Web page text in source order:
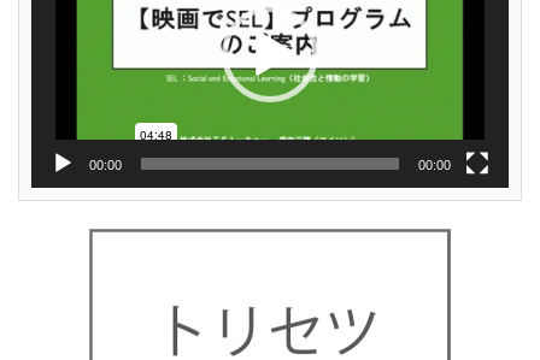
00:00 00:00